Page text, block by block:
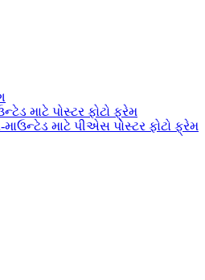
માટે પોસ્ટર ફોટો ફ્રેમ
માઉન્ટેડ માટે પીએસ પોસ્ટર ફોટો ફ્રેમ